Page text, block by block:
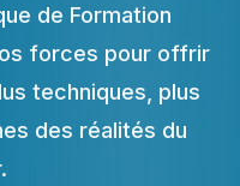
de Formation
forces pour offrir
techniques, plus
des réalités du